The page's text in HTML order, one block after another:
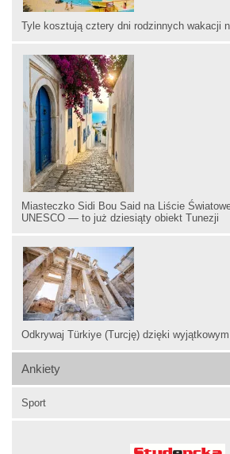
Tyle kosztują cztery dni rodzinnych wakacji
Miasteczko Sidi Bou Said na Liście
UNESCO — to już dziesiąty obiekt Tunezji
Odkrywaj Türkiye (Turcję) dzięki
Ankiety
Sport